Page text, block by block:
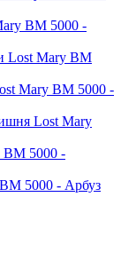
BM 5000 -
Lost Mary BM
Mary BM 5000 -
Lost Mary
BM 5000 -
5000 - Арбуз